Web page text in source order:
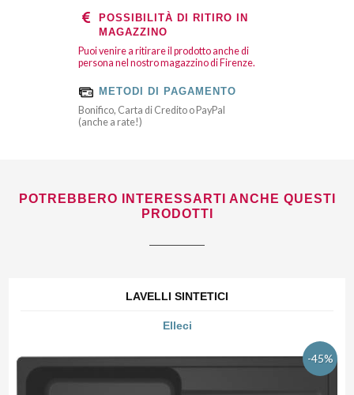
POSSIBILITÀ DI RITIRO IN
MAGAZZINO
Puoi venire a ritirare il prodotto anche di
persona nel nostro magazzino di Firenze.
METODI DI PAGAMENTO
Bonifico, Carta di Credito o PayPal
(anche a rate!)
POTREBBERO INTERESSARTI ANCHE QUESTI
PRODOTTI
LAVELLI SINTETICI
Elleci
-45%